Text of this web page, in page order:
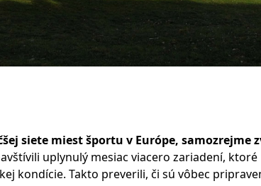
siete miest športu v Európe, samozrejme
uplynulý mesiac viacero zariadení,
kondície. Takto preverili, či sú vôbec